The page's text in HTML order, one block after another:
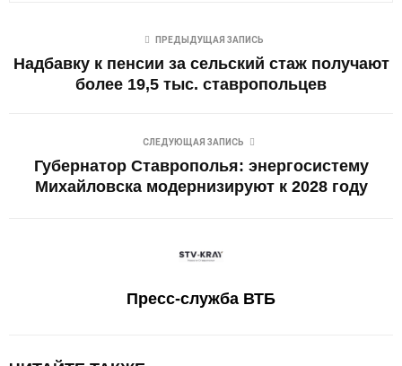
ПРЕДЫДУЩАЯ ЗАПИСЬ
Надбавку к пенсии за сельский стаж получают
более 19,5 тыс. ставропольцев
СЛЕДУЮЩАЯ ЗАПИСЬ
Губернатор Ставрополья: энергосистему
Михайловска модернизируют к 2028 году
Пресс-служба ВТБ